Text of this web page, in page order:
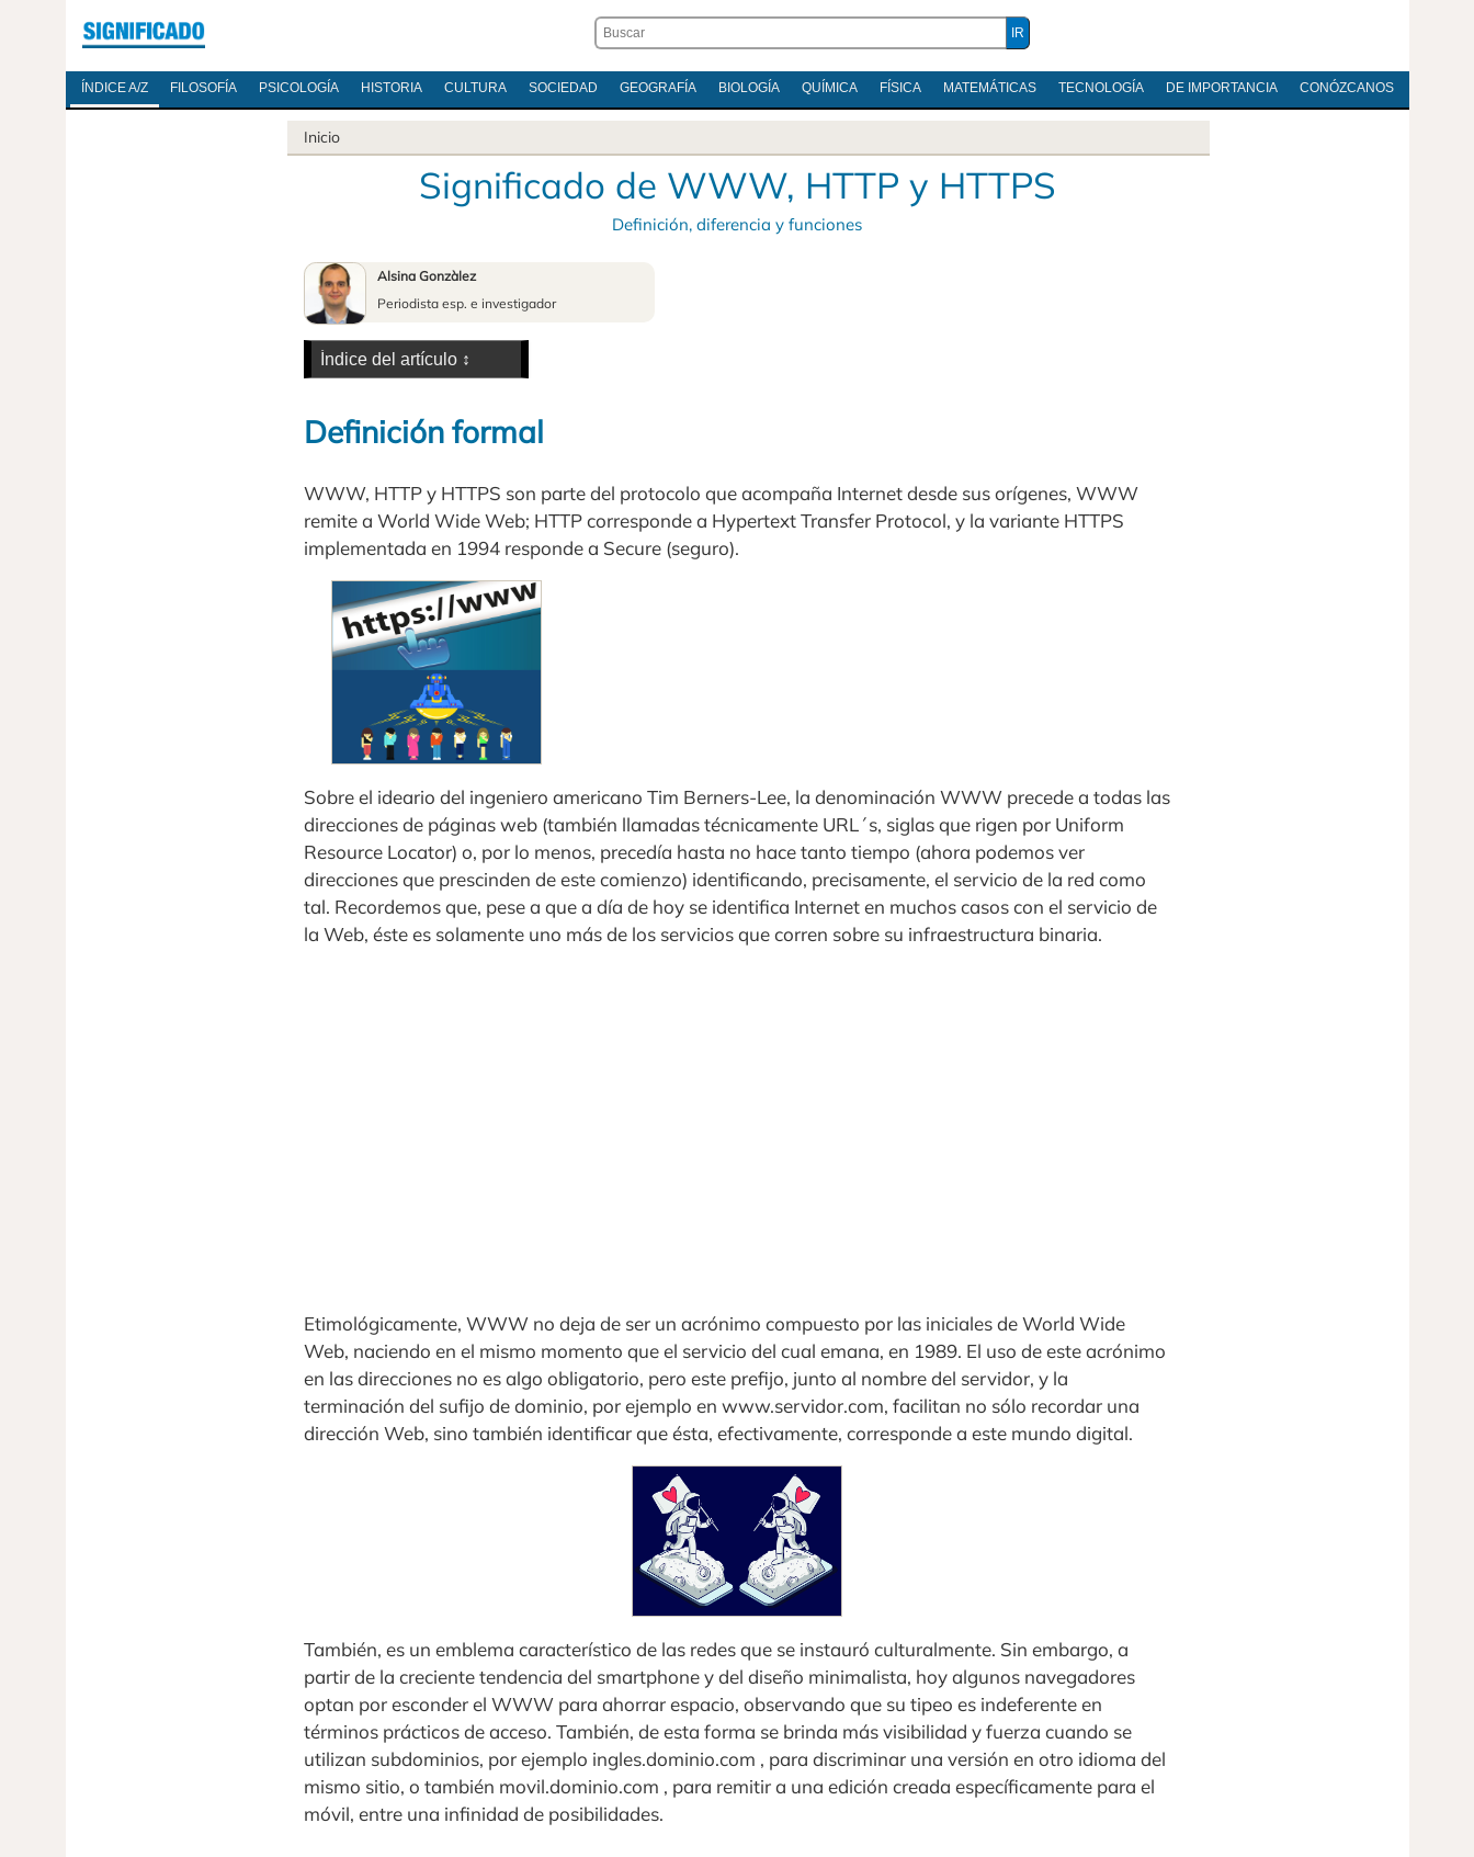
ÍNDICE A/Z FILOSOFÍA PSICOLOGÍA HISTORIA CULTURA SOCIEDAD GEOGRAFÍA BIOLOGÍA QUÍMICA FÍSICA MATEMÁTICAS TECNOLOGÍA DE IMPORTANCIA CONÓZCANOS
Inicio
Significado de WWW, HTTP y HTTPS
Definición, diferencia y funciones
Alsina Gonzàlez
Periodista esp. e investigador
Definición formal
WWW, HTTP y HTTPS son parte del protocolo que acompaña Internet desde sus orígenes, WWW
remite a World Wide Web; HTTP corresponde a Hypertext Transfer Protocol, y la variante HTTPS
implementada en 1994 responde a Secure (seguro).
Sobre el ideario del ingeniero americano Tim Berners-Lee, la denominación WWW precede a todas las
direcciones de páginas web (también llamadas técnicamente URL´s, siglas que rigen por Uniform
Resource Locator) o, por lo menos, precedía hasta no hace tanto tiempo (ahora podemos ver
direcciones que prescinden de este comienzo) identificando, precisamente, el servicio de la red como
tal. Recordemos que, pese a que a día de hoy se identifica Internet en muchos casos con el servicio de
la Web, éste es solamente uno más de los servicios que corren sobre su infraestructura binaria.
Etimológicamente, WWW no deja de ser un acrónimo compuesto por las iniciales de World Wide
Web, naciendo en el mismo momento que el servicio del cual emana, en 1989. El uso de este acrónimo
en las direcciones no es algo obligatorio, pero este prefijo, junto al nombre del servidor, y la
terminación del sufijo de dominio, por ejemplo en www.servidor.com, facilitan no sólo recordar una
dirección Web, sino también identificar que ésta, efectivamente, corresponde a este mundo digital.
También, es un emblema característico de las redes que se instauró culturalmente. Sin embargo, a
partir de la creciente tendencia del smartphone y del diseño minimalista, hoy algunos navegadores
optan por esconder el WWW para ahorrar espacio, observando que su tipeo es indeferente en
términos prácticos de acceso. También, de esta forma se brinda más visibilidad y fuerza cuando se
utilizan subdominios, por ejemplo ingles.dominio.com , para discriminar una versión en otro idioma del
mismo sitio, o también movil.dominio.com , para remitir a una edición creada específicamente para el
móvil, entre una infinidad de posibilidades.